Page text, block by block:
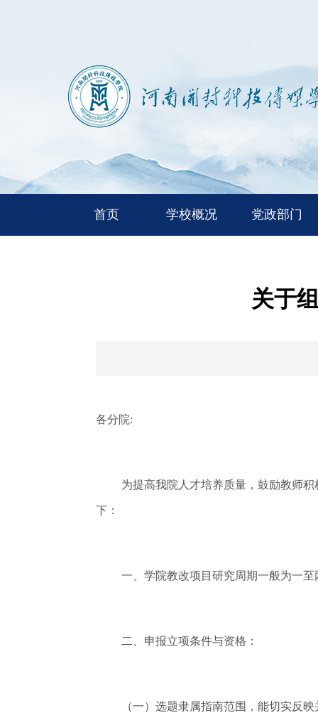
首页 学校概况 党政部门
关于
各分院:
为提高我院人才培养质量，鼓励教师
下：
一、学院教改项目研究周期一般为一至
二、申报立项条件与资格：
（一）选题隶属指南范围，能切实反